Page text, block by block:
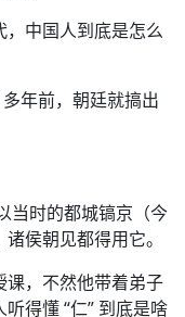
中国人到底是怎么
年前，朝廷就搞出
当时的都城镐京（今
侯朝见都得用它。
课，不然他带着弟子
得懂 “仁” 到底是啥